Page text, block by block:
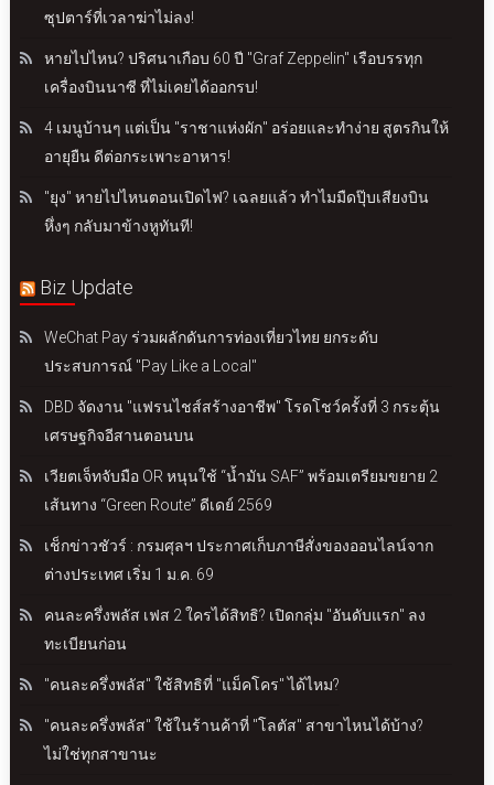
ซุปตาร์ที่เวลาฆ่าไม่ลง!
หายไปไหน? ปริศนาเกือบ 60 ปี "Graf Zeppelin" เรือบรรทุก
เครื่องบินนาซี ที่ไม่เคยได้ออกรบ!
4 เมนูบ้านๆ แต่เป็น "ราชาแห่งผัก" อร่อยและทำง่าย สูตรกินให้
อายุยืน ดีต่อกระเพาะอาหาร!
"ยุง" หายไปไหนตอนเปิดไฟ? เฉลยแล้ว ทำไมมืดปุ๊บเสียงบิน
หึ่งๆ กลับมาข้างหูทันที!
Biz Update
WeChat Pay ร่วมผลักดันการท่องเที่ยวไทย ยกระดับ
ประสบการณ์ "Pay Like a Local"
DBD จัดงาน "แฟรนไชส์สร้างอาชีพ" โรดโชว์ครั้งที่ 3 กระตุ้น
เศรษฐกิจอีสานตอนบน
เวียตเจ็ทจับมือ OR หนุนใช้ “น้ำมัน SAF” พร้อมเตรียมขยาย 2
เส้นทาง “Green Route” ดีเดย์ 2569
เช็กข่าวชัวร์ : กรมศุลฯ ประกาศเก็บภาษีสั่งของออนไลน์จาก
ต่างประเทศ เริ่ม 1 ม.ค. 69
คนละครึ่งพลัส เฟส 2 ใครได้สิทธิ? เปิดกลุ่ม "อันดับแรก" ลง
ทะเบียนก่อน
"คนละครึ่งพลัส" ใช้สิทธิที่ "แม็คโคร" ได้ไหม?
"คนละครึ่งพลัส" ใช้ในร้านค้าที่ "โลตัส" สาขาไหนได้บ้าง?
ไม่ใช่ทุกสาขานะ